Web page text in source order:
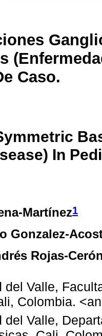
Caso.
In
Martínez1
Gonzalez-
Rojas-
del Valle,
Colombia.
del Valle,